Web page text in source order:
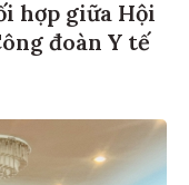
hợp giữa Hội
đoàn Y tế